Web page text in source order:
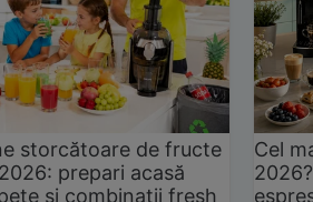
storcătoare de fructe
prepari acasă
și combinații fresh
Cel